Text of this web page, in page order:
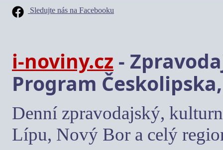
Sledujte nás na Facebooku
i-noviny.cz -
Program
Denní zpravodajský,
Lípu, Nový Bor a celý